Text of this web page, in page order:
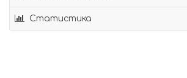
Статистика